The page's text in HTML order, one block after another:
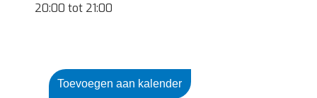
20:00 tot 21:00
Toevoegen aan kalender